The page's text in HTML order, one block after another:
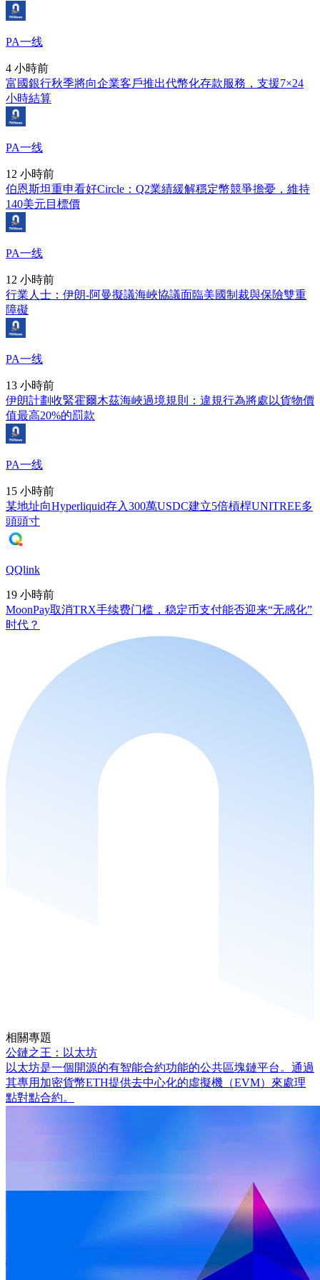
PA一线
4 小時前
富國銀行秋季將向企業客戶推出代幣化存款服務，支援7×24
小時結算
PA一线
12 小時前
伯恩斯坦重申看好Circle：Q2業績緩解穩定幣競爭擔憂，維持
140美元目標價
PA一线
12 小時前
行業人士：伊朗-阿曼擬議海峽協議面臨美國制裁與保險雙重
障礙
PA一线
13 小時前
伊朗計劃收緊霍爾木茲海峽過境規則：違規行為將處以貨物價
值最高20%的罰款
PA一线
15 小時前
某地址向Hyperliquid存入300萬USDC建立5倍槓桿UNITREE多
頭頭寸
QQlink
19 小時前
MoonPay取消TRX手续费门槛，稳定币支付能否迎来“无感化”
时代？
相關專題
公鏈之王：以太坊
以太坊是一個開源的有智能合約功能的公共區塊鏈平台。通過
其專用加密貨幣ETH提供去中心化的虛擬機（EVM）來處理
點對點合約。